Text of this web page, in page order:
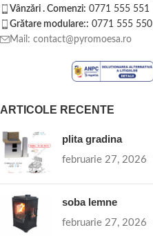
Vânzări . Comenzi: 0771 555 551
Grătare modulare:: 0771 555 550
Mail: contact@pyromoesa.ro
ARTICOLE RECENTE
plita gradina
februarie 27, 2026
soba lemne
februarie 27, 2026